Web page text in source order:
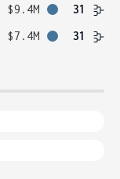
$9.4M
31
$7.4M 31